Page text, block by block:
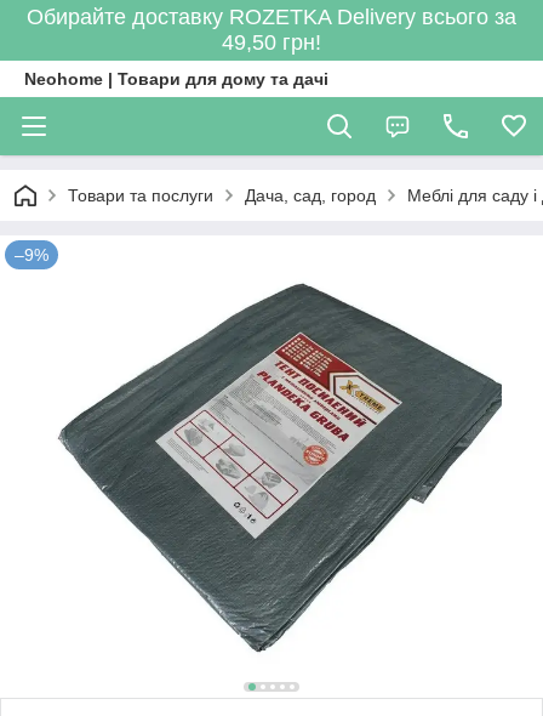
Обирайте доставку ROZETKA Delivery всього за
49,50 грн!
Neohome | Товари для дому та дачі
Товари та послуги Дача, сад, город Меблі для саду і
–9%